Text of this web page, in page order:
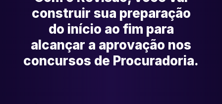
construir sua preparação
do início ao fim para
alcançar a aprovação nos
concursos de Procuradoria.